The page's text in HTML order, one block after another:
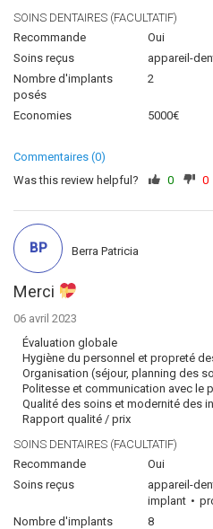
SOINS DENTAIRES (FACULTATIF)
Recommande
Oui
Soins reçus
appareil-
Nombre d'implants
posés
2
Economies 5000€
Commentaires (0)
Was this review helpful?
0 0
Merci
06 avril 2023
Évaluation globale
Hygiène du personnel et propreté
Organisation (séjour, planning des
Politesse et communication avec le
Qualité des soins et modernité des
Rapport qualité / prix
SOINS DENTAIRES (FACULTATIF)
Recommande
Oui
Soins reçus
appareil-
implant
Nombre d'implants
8
BP Berra Patricia